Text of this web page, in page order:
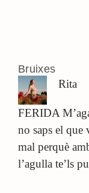
Bruixes
Rita
FERIDA
no saps el
mal perquè
l’agulla te’ls